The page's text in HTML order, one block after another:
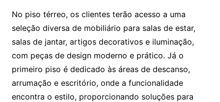
No piso térreo, os clientes terão acesso a uma
seleção diversa de mobiliário para salas de estar,
salas de jantar, artigos decorativos e iluminação,
com peças de design moderno e prático. Já o
primeiro piso é dedicado às áreas de descanso,
arrumação e escritório, onde a funcionalidade
encontra o estilo, proporcionando soluções para